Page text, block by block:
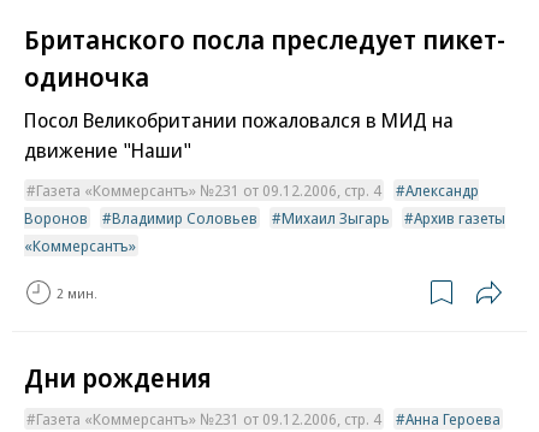
Британского посла преследует пикет-
одиночка
Посол Великобритании пожаловался в МИД на
движение "Наши"
Газета «Коммерсантъ» №231 от 09.12.2006, стр. 4
Александр
Воронов
Владимир Соловьев Михаил Зыгарь
Архив газеты
«Коммерсантъ»
2 мин.
Дни рождения
Газета «Коммерсантъ» №231 от 09.12.2006, стр. 4
Анна Героева